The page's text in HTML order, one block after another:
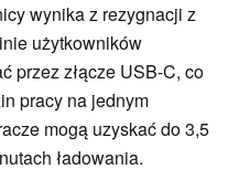
wynika z rezygnacji z
użytkowników
przez złącze USB-C, co
pracy na jednym
mogą uzyskać do 3,5
ładowania.